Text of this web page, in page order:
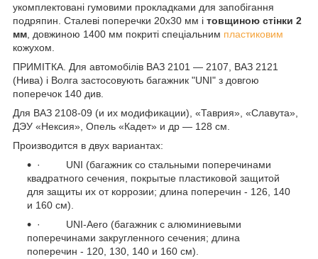
укомплектовані гумовими прокладками для запобігання
подряпин. Сталеві поперечки 20х30 мм і товщиною стінки 2
мм , довжиною 1400 мм покриті спеціальним пластиковим
кожухом.
ПРИМІТКА. Для автомобілів ВАЗ 2101 ― 2107, ВАЗ 2121
(Нива) і Волга застосовують багажник "UNI" з довгою
поперечок 140 див.
Для ВАЗ 2108-09 (и их модификации), «Таврия», «Славута»,
ДЭУ «Нексия», Опель «Кадет» и др ― 128 см.
Производится в двух вариантах:
· UNI (багажник со стальными поперечинами
квадратного сечения, покрытые пластиковой защитой
для защиты их от коррозии; длина поперечин - 126, 140
и 160 см).
· UNI-Aero (багажник с алюминиевыми
поперечинами закругленного сечения; длина
поперечин - 120, 130, 140 и 160 см).